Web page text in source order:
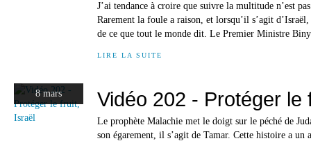
J’ai tendance à croire que suivre la multitude n’est
Rarement la foule a raison, et lorsqu’il s’agit
de ce que tout le monde dit. Le Premier Ministre
LIRE LA SUITE
8 mars Vidéo 202 - Protéger le
Le prophète Malachie met le doigt sur le péché de
son égarement, il s’agit de Tamar. Cette histoire a un